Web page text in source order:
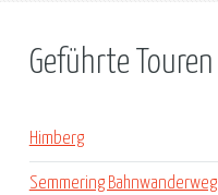
Geführte Touren
Himberg
Semmering Bahnwanderweg